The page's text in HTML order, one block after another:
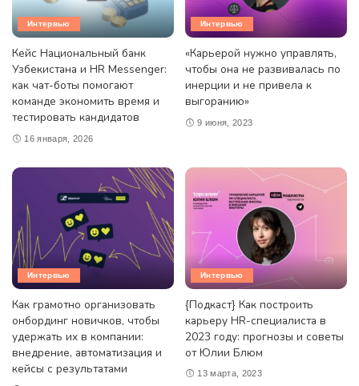
Интервью
Кейс Национальный банк
Узбекистана и HR Messenger:
как чат-боты помогают
команде экономить время и
тестировать кандидатов
16 января, 2026
Интервью
«Карьерой нужно управлять,
чтобы она не развивалась по
инерции и не привела к
выгоранию»
9 июня, 2023
Интервью
Как грамотно организовать
онбординг новичков, чтобы
удержать их в компании:
внедрение, автоматизация и
кейсы с результатами
Интервью
{Подкаст} Как построить
карьеру HR-специалиста в
2023 году: прогнозы и советы
от Юлии Блюм
13 марта, 2023